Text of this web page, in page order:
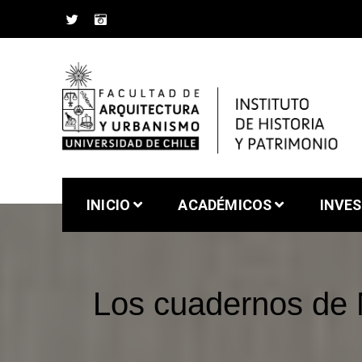
Instituto de Historia
INICIO ACADÉMICOS
Los cuadernos de